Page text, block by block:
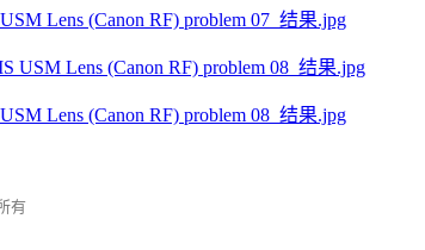
Lens (Canon RF) problem 07_结果.jpg
Lens (Canon RF) problem 08_结果.jpg
有